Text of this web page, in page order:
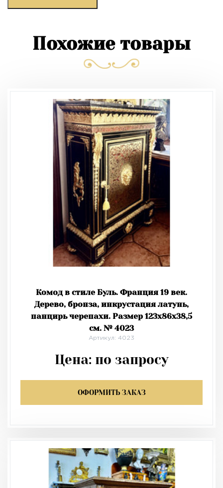
Похожие товары
Комод в стиле Буль. Франция 19 век.
Дерево, бронза, инкрустация латунь,
панцирь черепахи. Размер 123х86х38,5
см. № 4023
Артикул: 4023
Цена: по запросу
ОФОРМИТЬ ЗАКАЗ